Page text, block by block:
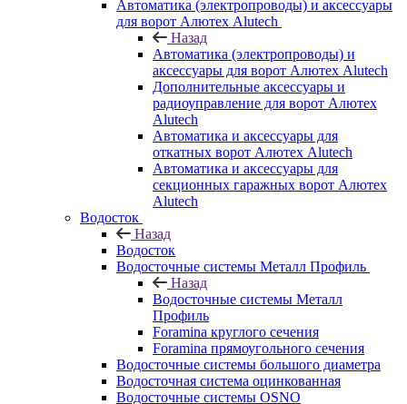
Автоматика (электропроводы) и аксессуары
для ворот Алютех Alutech
Назад
Автоматика (электропроводы) и
аксессуары для ворот Алютех Alutech
Дополнительные аксессуары и
радиоуправление для ворот Алютех
Alutech
Автоматика и аксессуары для
откатных ворот Алютех Alutech
Автоматика и аксессуары для
секционных гаражных ворот Алютех
Alutech
Водосток
Назад
Водосток
Водосточные системы Металл Профиль
Назад
Водосточные системы Металл
Профиль
Foramina круглого сечения
Foramina прямоугольного сечения
Водосточные системы большого диаметра
Водосточная система оцинкованная
Водосточные системы OSNO